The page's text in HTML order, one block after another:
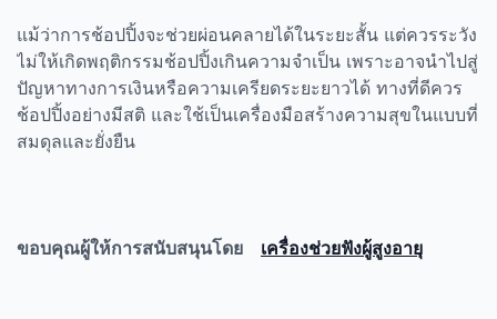
แม้ว่าการช้อปปิ้งจะช่วยผ่อนคลายได้ในระยะสั้น แต่ควรระวัง
ไม่ให้เกิดพฤติกรรมช้อปปิ้งเกินความจำเป็น เพราะอาจนำไปสู่
ปัญหาทางการเงินหรือความเครียดระยะยาวได้ ทางที่ดีควร
ช้อปปิ้งอย่างมีสติ และใช้เป็นเครื่องมือสร้างความสุขในแบบที่
สมดุลและยั่งยืน
ขอบคุณผู้ให้การสนับสนุนโดย เครื่องช่วยฟังผู้สูงอายุ